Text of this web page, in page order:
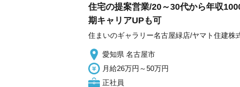
住宅の提案営業/20～30代から年収
期キャリアUPも可
住まいのギャラリー名古屋緑店/ヤマト住建株
愛知県 名古屋市
月給26万円～50万円
正社員